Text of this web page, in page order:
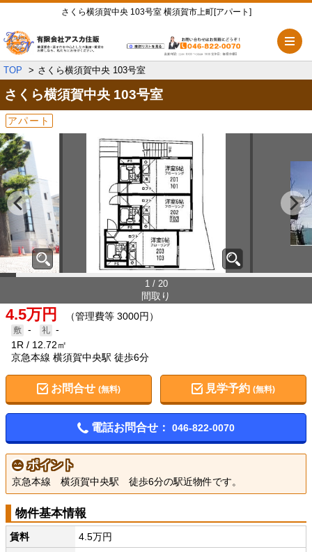
さくら横須賀中央 103号室 横須賀市上町[アパート]
TOP さくら横須賀中央 103号室
さくら横須賀中央 103号室
アパート
1 / 20
間取り
4.5万円 （管理費等 3000円）
-
-
1R
12.72㎡
京急本線 横須賀中央駅 徒歩6分
お問合せ (無料) 見学予約(無料)
電話お問合せ： 046-822-0070
ポイント
京急本線 横須賀中央駅 徒歩6分の駅近物件です。
物件基本情報
賃料
4.5万円